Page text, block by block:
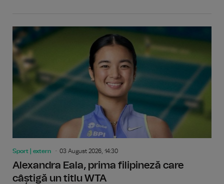
Sport | extern 03 August 2026, 14:30
Alexandra Eala, prima filipineză care
câștigă un titlu WTA